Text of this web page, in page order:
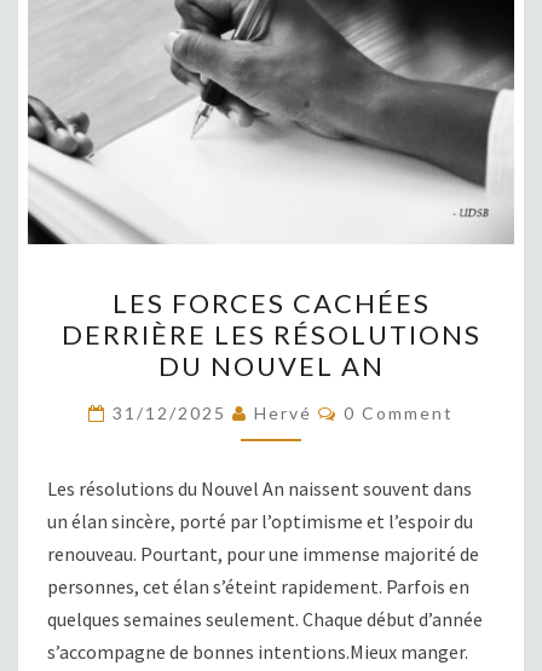
FORCES
CACHÉES
DERRIÈRE
LES
RÉSOLUTIONS
AN
LES FORCES CACHÉES
DERRIÈRE LES RÉSOLUTIONS
DU NOUVEL AN
31/12/2025 Hervé COMMENTS
0 Comment
Les résolutions du Nouvel An naissent souvent dans
un élan sincère, porté par l’optimisme et l’espoir du
renouveau. Pourtant, pour une immense majorité de
personnes, cet élan s’éteint rapidement. Parfois en
quelques semaines seulement. Chaque début d’année
s’accompagne de bonnes intentions.Mieux manger.